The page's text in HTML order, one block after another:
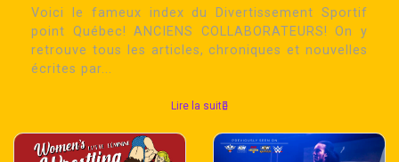
Voici le fameux index du Divertissement Sportif
point Québec! ANCIENS COLLABORATEURS! On y
retrouve tous les articles, chroniques et nouvelles
écrites par...
Lire la suite